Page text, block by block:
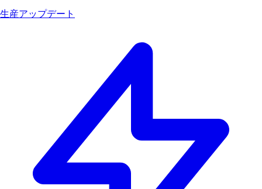
生産アップデート